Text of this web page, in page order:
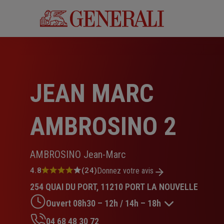
JEAN MARC
AMBROSINO 2
AMBROSINO Jean-Marc
Note
4.8
sur
5
étoiles
4.8 (24)Donnez votre avis
254 QUAI DU PORT, 11210 PORT LA NOUVELLE
Ouvert 08h30 – 12h / 14h – 18h
04 68 48 30 72